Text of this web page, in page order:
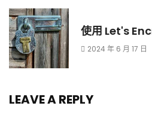
使用 Let's
2024 年 6 月 17 日
LEAVE A REPLY